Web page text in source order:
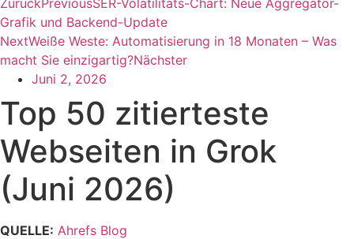
ZurückPreviousSER-Volatilitäts-Chart: Neue Aggregator-
Grafik und Backend-Update
NextWeiße Weste: Automatisierung in 18 Monaten – Was
macht Sie einzigartig?Nächster
Juni 2, 2026
Top 50 zitierteste
Webseiten in Grok
(Juni 2026)
QUELLE: Ahrefs Blog